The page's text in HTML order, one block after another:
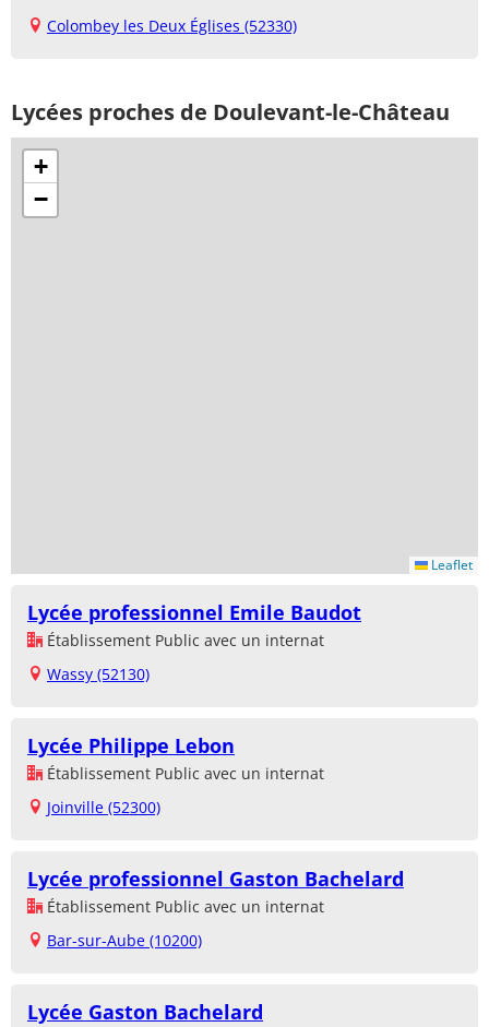
Colombey les Deux Églises (52330)
Lycées proches de Doulevant-le-Château
+
−
Leaflet
Lycée professionnel Emile Baudot
Établissement Public avec un internat
Wassy (52130)
Lycée Philippe Lebon
Établissement Public avec un internat
Joinville (52300)
Lycée professionnel Gaston Bachelard
Établissement Public avec un internat
Bar-sur-Aube (10200)
Lycée Gaston Bachelard